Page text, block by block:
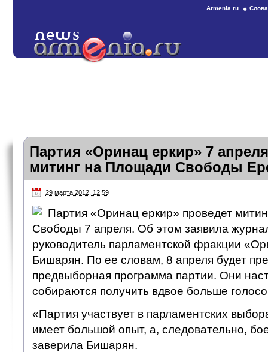
Armenia.ru
Партия «Оринац еркир» 7
митинг на Площади Свободы
29 марта 2012, 12:59
Партия «Оринац еркир» проведет
Свободы 7 апреля. Об этом заявила
руководитель парламентской фракции
Бишарян. По ее словам, 8 апреля будет
предвыборная программа партии. Они
собираются получить вдвое больше
«Партия участвует в парламентских
имеет большой опыт, а, следовательно,
заверила Бишарян.